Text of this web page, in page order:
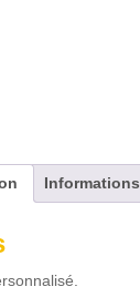
Informations